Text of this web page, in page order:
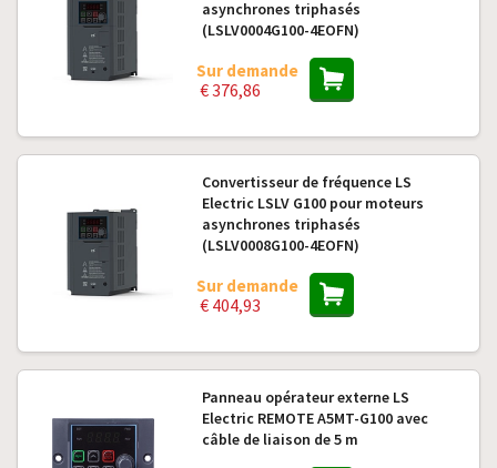
asynchrones triphasés
(LSLV0004G100-4EOFN)
Sur demande
€ 376,86
Convertisseur de fréquence LS
Electric LSLV G100 pour moteurs
asynchrones triphasés
(LSLV0008G100-4EOFN)
Sur demande
€ 404,93
Panneau opérateur externe LS
Electric REMOTE A5MT-G100 avec
câble de liaison de 5 m